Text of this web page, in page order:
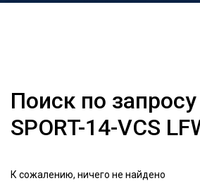
Поиск по запросу
SPORT-14-VCS
К сожалению, ничего не найдено